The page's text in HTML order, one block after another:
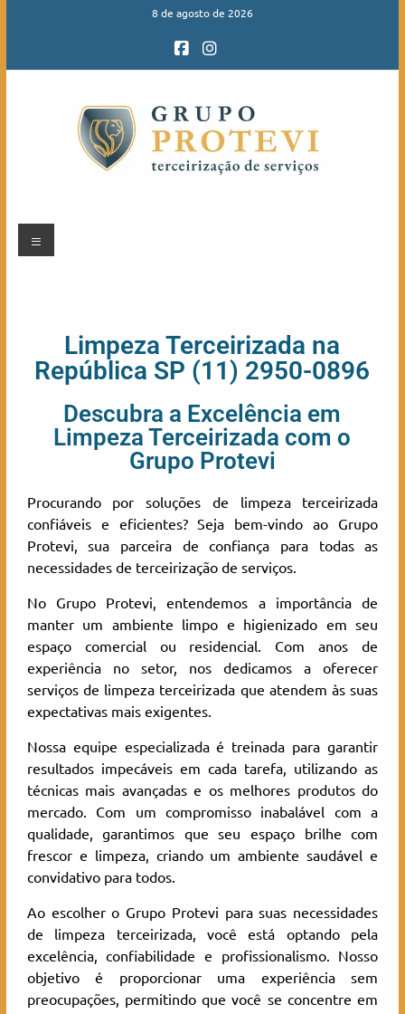
8 de agosto de 2026
Limpeza Terceirizada na
República SP (11) 2950-0896
Descubra a Excelência em
Limpeza Terceirizada com o
Grupo Protevi
Procurando por soluções de limpeza terceirizada
confiáveis e eficientes? Seja bem-vindo ao Grupo
Protevi, sua parceira de confiança para todas as
necessidades de terceirização de serviços.
No Grupo Protevi, entendemos a importância de
manter um ambiente limpo e higienizado em seu
espaço comercial ou residencial. Com anos de
experiência no setor, nos dedicamos a oferecer
serviços de limpeza terceirizada que atendem às suas
expectativas mais exigentes.
Nossa equipe especializada é treinada para garantir
resultados impecáveis em cada tarefa, utilizando as
técnicas mais avançadas e os melhores produtos do
mercado. Com um compromisso inabalável com a
qualidade, garantimos que seu espaço brilhe com
frescor e limpeza, criando um ambiente saudável e
convidativo para todos.
Ao escolher o Grupo Protevi para suas necessidades
de limpeza terceirizada, você está optando pela
excelência, confiabilidade e profissionalismo. Nosso
objetivo é proporcionar uma experiência sem
preocupações, permitindo que você se concentre em